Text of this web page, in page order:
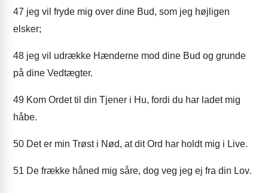
47 jeg vil fryde mig over dine Bud, som jeg højligen
elsker;
48 jeg vil udrække Hænderne mod dine Bud og grunde
på dine Vedtægter.
49 Kom Ordet til din Tjener i Hu, fordi du har ladet mig
håbe.
50 Det er min Trøst i Nød, at dit Ord har holdt mig i Live.
51 De frække håned mig såre, dog veg jeg ej fra din Lov.